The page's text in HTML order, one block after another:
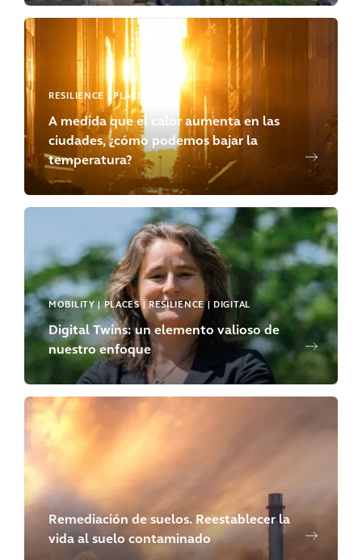
RESILIENCE | PLACES
A medida que el calor aumenta en las
ciudades, ¿cómo podemos bajar la
temperatura?
MOBILITY | PLACES | RESILIENCE | DIGITAL
Digital Twins: un elemento valioso de
nuestro enfoque
Remediación de suelos. Reestablecer la
vida al suelo contaminado